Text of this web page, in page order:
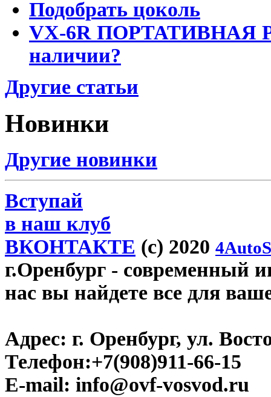
Подобрать цоколь
VX-6R ПОРТАТИВНАЯ
наличии?
Другие статьи
Новинки
Другие новинки
Вступай
в наш клуб
ВКОНТАКТЕ (c) 2020
г.Оренбург - современный
нас вы найдете все для
Адрес: г. Оренбург, ул.
Телефон:+7(908)911-66-15
E-mail: info@ovf-vosvod.ru